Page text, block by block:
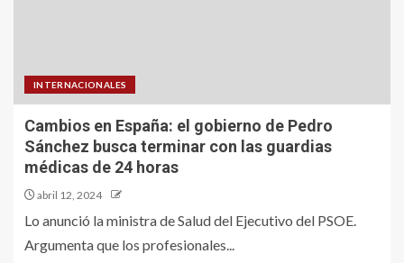
INTERNACIONALES
Cambios en España: el gobierno de Pedro
Sánchez busca terminar con las guardias
médicas de 24 horas
abril 12, 2024
Lo anunció la ministra de Salud del Ejecutivo del PSOE.
Argumenta que los profesionales...